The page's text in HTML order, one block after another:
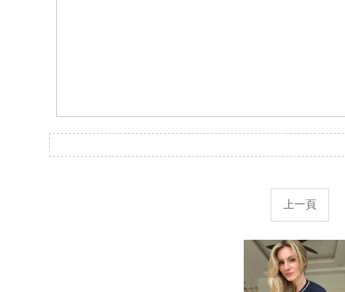
上一頁